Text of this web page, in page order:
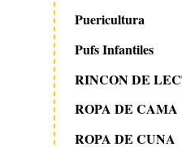
Puericultura
Pufs Infantiles
RINCON DE
ROPA DE CAMA
ROPA DE CUNA